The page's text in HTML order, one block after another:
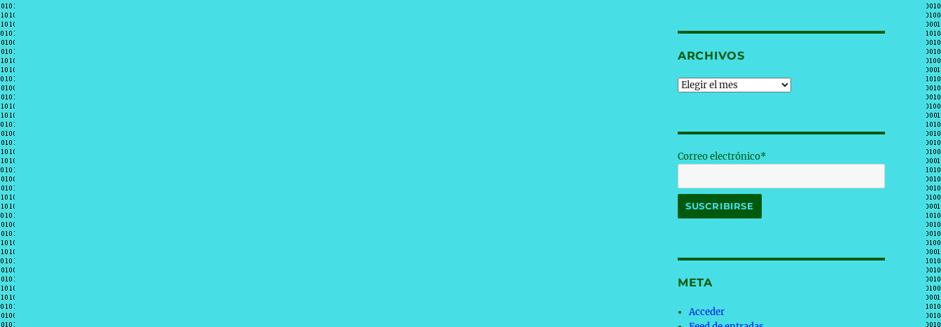
ARCHIVOS
Archivos
Correo electrónico*
META
Acceder